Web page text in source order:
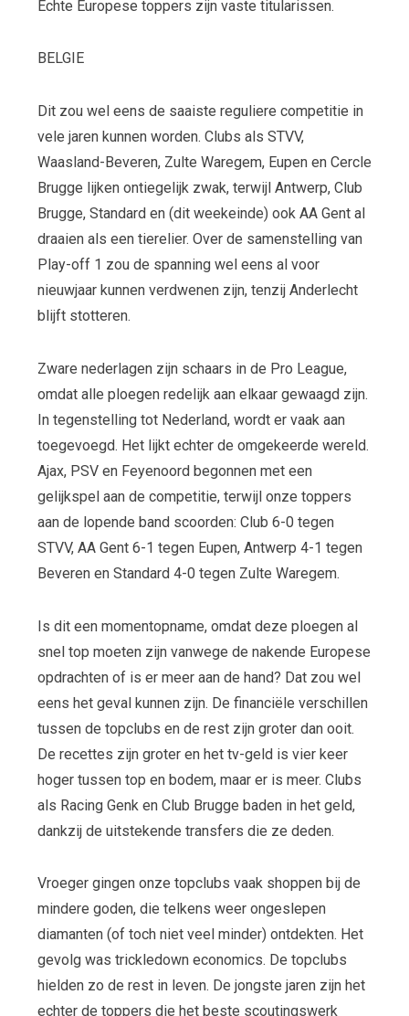
Echte Europese toppers zijn vaste titularissen.
BELGIE
Dit zou wel eens de saaiste reguliere competitie in
vele jaren kunnen worden. Clubs als STVV,
Waasland-Beveren, Zulte Waregem, Eupen en Cercle
Brugge lijken ontiegelijk zwak, terwijl Antwerp, Club
Brugge, Standard en (dit weekeinde) ook AA Gent al
draaien als een tierelier. Over de samenstelling van
Play-off 1 zou de spanning wel eens al voor
nieuwjaar kunnen verdwenen zijn, tenzij Anderlecht
blijft stotteren.
Zware nederlagen zijn schaars in de Pro League,
omdat alle ploegen redelijk aan elkaar gewaagd zijn.
In tegenstelling tot Nederland, wordt er vaak aan
toegevoegd. Het lijkt echter de omgekeerde wereld.
Ajax, PSV en Feyenoord begonnen met een
gelijkspel aan de competitie, terwijl onze toppers
aan de lopende band scoorden: Club 6-0 tegen
STVV, AA Gent 6-1 tegen Eupen, Antwerp 4-1 tegen
Beveren en Standard 4-0 tegen Zulte Waregem.
Is dit een momentopname, omdat deze ploegen al
snel top moeten zijn vanwege de nakende Europese
opdrachten of is er meer aan de hand? Dat zou wel
eens het geval kunnen zijn. De financiële verschillen
tussen de topclubs en de rest zijn groter dan ooit.
De recettes zijn groter en het tv-geld is vier keer
hoger tussen top en bodem, maar er is meer. Clubs
als Racing Genk en Club Brugge baden in het geld,
dankzij de uitstekende transfers die ze deden.
Vroeger gingen onze topclubs vaak shoppen bij de
mindere goden, die telkens weer ongeslepen
diamanten (of toch niet veel minder) ontdekten. Het
gevolg was trickledown economics. De topclubs
hielden zo de rest in leven. De jongste jaren zijn het
echter de toppers die het beste scoutingswerk